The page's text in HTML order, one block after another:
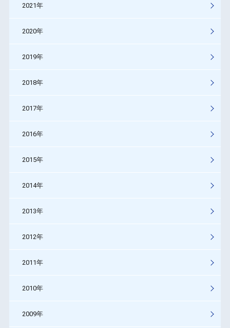
2021年
2020年
2019年
2018年
2017年
2016年
2015年
2014年
2013年
2012年
2011年
2010年
2009年